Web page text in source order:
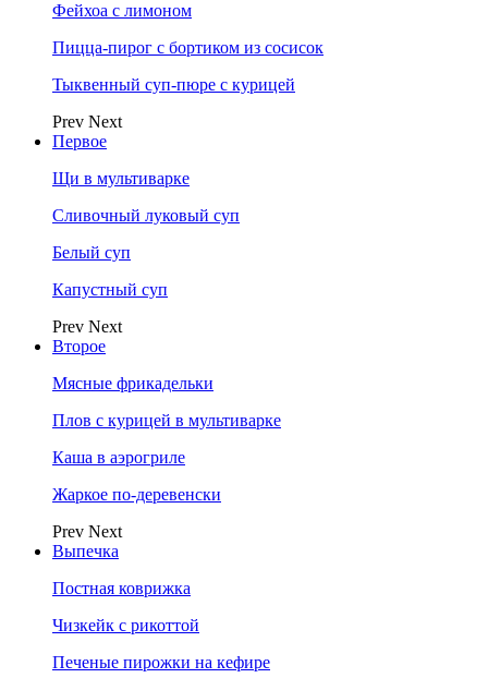
Фейхоа с лимоном
Пицца-пирог с бортиком из сосисок
Тыквенный суп-пюре с курицей
Prev Next
Первое
Щи в мультиварке
Сливочный луковый суп
Белый суп
Капустный суп
Prev Next
Второе
Мясные фрикадельки
Плов с курицей в мультиварке
Каша в аэрогриле
Жаркое по-деревенски
Prev Next
Выпечка
Постная коврижка
Чизкейк с рикоттой
Печеные пирожки на кефире